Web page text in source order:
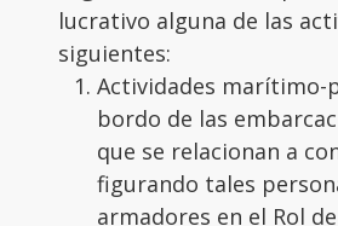
lucrativo alguna de las
siguientes:
Actividades marítimo-
bordo de las
que se relacionan a
figurando tales
armadores en el Rol